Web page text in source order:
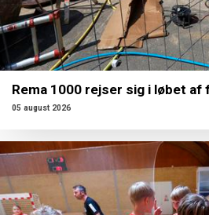
Rema 1000 rejser sig i løbet af
05 august 2026